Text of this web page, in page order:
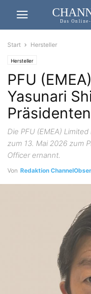
Das
Start Hersteller
Hersteller
PFU
Yasunari
Die PFU (EMEA)
zum 13. Mai 2026 zum
Officer ernannt.
Von Redaktion